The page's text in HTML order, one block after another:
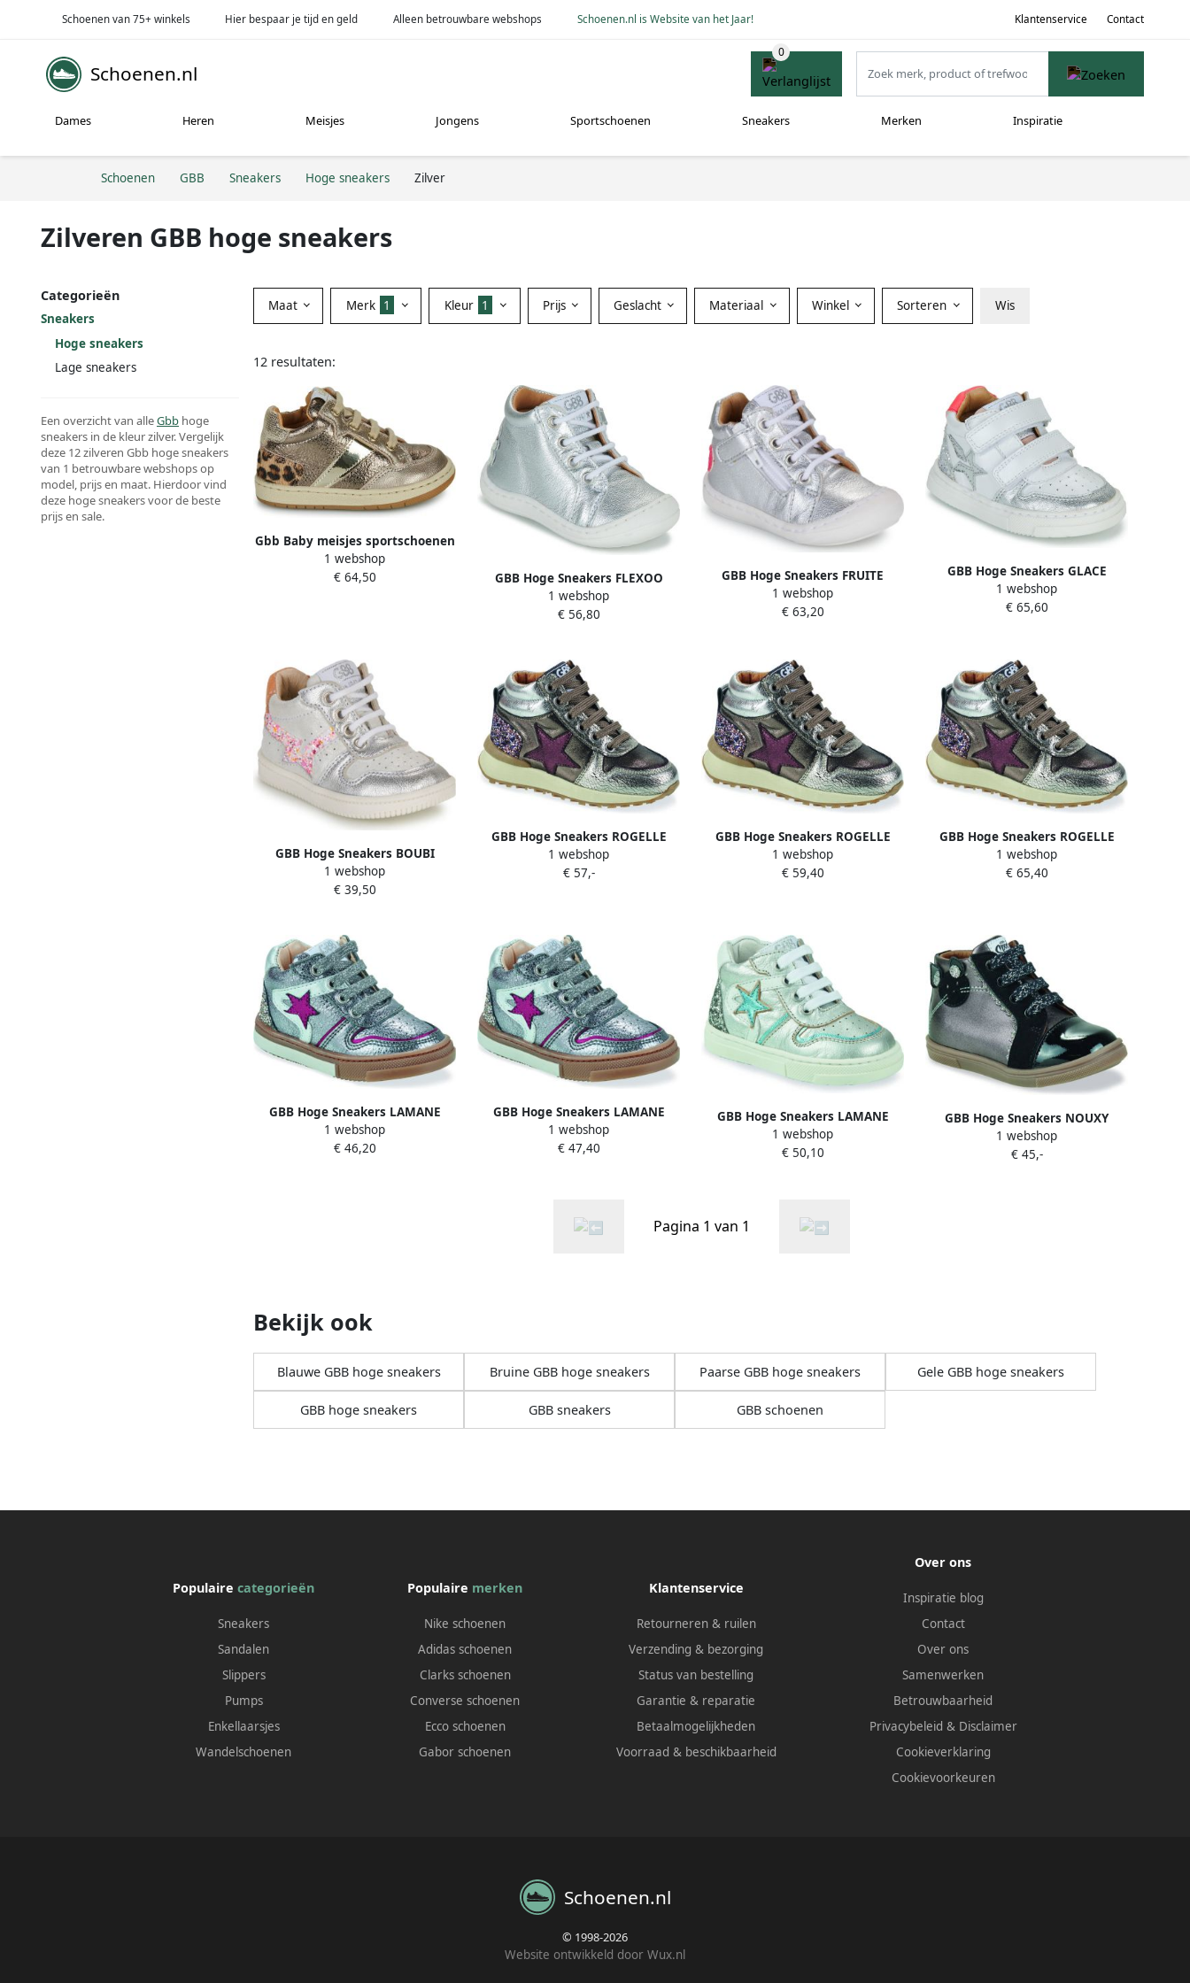
Schoenen van 75+ winkels Hier bespaar je tijd en geld Alleen betrouwbare webshops Schoenen.nl is Website van het Jaar! Klantenservice Contact
Schoenen.nl
Dames Heren Meisjes Jongens Sportschoenen Sneakers Merken Inspiratie
Schoenen GBB Sneakers Hoge sneakers Zilver
Zilveren GBB hoge sneakers
Categorieën
Sneakers
Hoge sneakers
Lage sneakers
Een overzicht van alleGbb hoge
sneakers in de kleur zilver. Vergelijk
deze 12 zilveren Gbb hoge sneakers
van 1 betrouwbare webshops op
model, prijs en maat. Hierdoor vind
deze hoge sneakers voor de beste
prijs en sale.
Maat Merk 1 Kleur 1 Prijs Geslacht Materiaal Winkel Sorteren Wis
12 resultaten:
Gbb Baby meisjes sportschoenen
Applique
1 webshop
€ 64,50
GBB Hoge Sneakers FLEXOO
FLORAL
1 webshop
€ 56,80
GBB Hoge Sneakers FRUITE
1 webshop
€ 63,20
GBB Hoge Sneakers GLACE
1 webshop
€ 65,60
GBB Hoge Sneakers BOUBI
1 webshop
€ 39,50
GBB Hoge Sneakers ROGELLE
1 webshop
€ 57,-
GBB Hoge Sneakers ROGELLE
1 webshop
€ 59,40
GBB Hoge Sneakers ROGELLE
1 webshop
€ 65,40
GBB Hoge Sneakers LAMANE
1 webshop
€ 46,20
GBB Hoge Sneakers LAMANE
1 webshop
€ 47,40
GBB Hoge Sneakers LAMANE
1 webshop
€ 50,10
GBB Hoge Sneakers NOUXY
1 webshop
€ 45,-
Pagina 1 van 1
Bekijk ook
Blauwe GBB hoge sneakers Bruine GBB hoge sneakers Paarse GBB hoge sneakers Gele GBB hoge sneakers
GBB hoge sneakers GBB sneakers GBB schoenen
Populairecategorieën
Sneakers
Sandalen
Slippers
Pumps
Enkellaarsjes
Wandelschoenen
Populaire merken
Nike schoenen
Adidas schoenen
Clarks schoenen
Converse schoenen
Ecco schoenen
Gabor schoenen
Klantenservice
Retourneren & ruilen
Verzending & bezorging
Status van bestelling
Garantie & reparatie
Betaalmogelijkheden
Voorraad & beschikbaarheid
Over ons
Inspiratie blog
Contact
Over ons
Samenwerken
Betrouwbaarheid
Privacybeleid & Disclaimer
Cookieverklaring
Cookievoorkeuren
Schoenen.nl
© 1998-2026
Website ontwikkeld door Wux.nl